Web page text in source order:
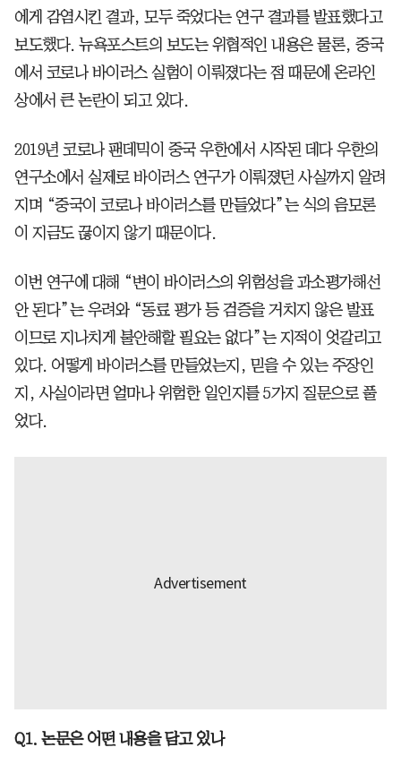
에게 감염시킨 결과, 모두 죽었다는 연구 결과를 발표했다고
보도했다. 뉴욕포스트의 보도는 위협적인 내용은 물론, 중국
에서 코로나 바이러스 실험이 이뤄졌다는 점 때문에 온라인
상에서 큰 논란이 되고 있다.
2019년 코로나 팬데믹이 중국 우한에서 시작된 데다 우한의
연구소에서 실제로 바이러스 연구가 이뤄졌던 사실까지 알려
지며 “중국이 코로나 바이러스를 만들었다”는 식의 음모론
이 지금도 끊이지 않기 때문이다.
이번 연구에 대해 “변이 바이러스의 위험성을 과소평가해선
안 된다”는 우려와 “동료 평가 등 검증을 거치지 않은 발표
이므로 지나치게 불안해할 필요는 없다”는 지적이 엇갈리고
있다. 어떻게 바이러스를 만들었는지, 믿을 수 있는 주장인
지, 사실이라면 얼마나 위험한 일인지를 5가지 질문으로 풀
었다.
Q1. 논문은 어떤 내용을 담고 있나